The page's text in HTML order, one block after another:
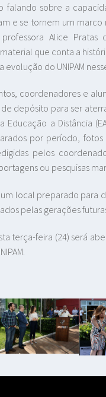
falando sobre a
e se tornem um
professora Alice
que conta a
do UNIPAM
coordenadores e
depósito para ser
Educação a Distância
por período,
pelos
ou pesquisas
local preparado para
pelas gerações
terça-feira (24) será